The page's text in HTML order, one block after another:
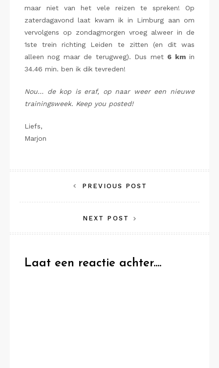
maar niet van het vele reizen te spreken! Op
zaterdagavond laat kwam ik in Limburg aan om
vervolgens op zondagmorgen vroeg alweer in de
1ste trein richting Leiden te zitten (en dit was
alleen nog maar de terugweg). Dus met 6 kmin
34.46 min. ben ik dik tevreden!
Nou… de kop is eraf, op naar weer een nieuwe
trainingsweek. Keep you posted!
Liefs,
Marjon
navigatie
PREVIOUS POST
NEXT POST
Laat een reactie achter....